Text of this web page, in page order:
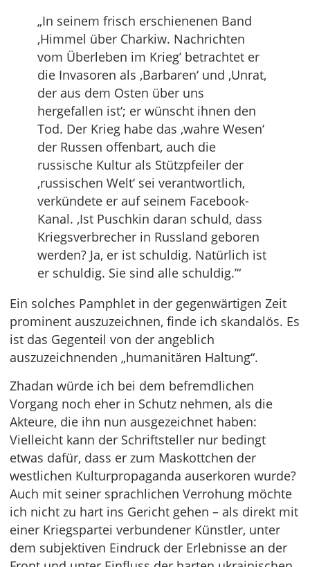
„In seinem frisch erschienenen Band
‚Himmel über Charkiw. Nachrichten
vom Überleben im Krieg’ betrachtet er
die Invasoren als ‚Barbaren‘ und ‚Unrat,
der aus dem Osten über uns
hergefallen ist‘; er wünscht ihnen den
Tod. Der Krieg habe das ‚wahre Wesen‘
der Russen offenbart, auch die
russische Kultur als Stützpfeiler der
‚russischen Welt‘ sei verantwortlich,
verkündete er auf seinem Facebook-
Kanal. ‚Ist Puschkin daran schuld, dass
Kriegsverbrecher in Russland geboren
werden? Ja, er ist schuldig. Natürlich ist
er schuldig. Sie sind alle schuldig.’“
Ein solches Pamphlet in der gegenwärtigen Zeit
prominent auszuzeichnen, finde ich skandalös. Es
ist das Gegenteil von der angeblich
auszuzeichnenden „humanitären Haltung“.
Zhadan würde ich bei dem befremdlichen
Vorgang noch eher in Schutz nehmen, als die
Akteure, die ihn nun ausgezeichnet haben:
Vielleicht kann der Schriftsteller nur bedingt
etwas dafür, dass er zum Maskottchen der
westlichen Kulturpropaganda auserkoren wurde?
Auch mit seiner sprachlichen Verrohung möchte
ich nicht zu hart ins Gericht gehen – als direkt mit
einer Kriegspartei verbundener Künstler, unter
dem subjektiven Eindruck der Erlebnisse an der